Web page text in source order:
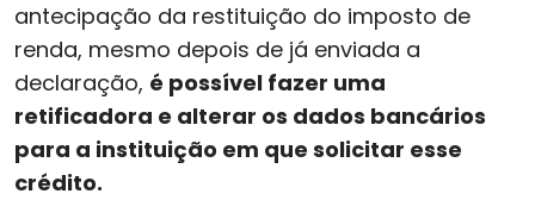
antecipação da restituição do imposto de
renda, mesmo depois de já enviada a
declaração, é possível fazer uma
retificadora e alterar os dados bancários
para a instituição em que solicitar esse
crédito.